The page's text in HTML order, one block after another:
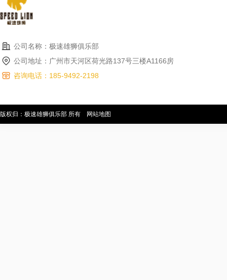
公司名称：极速雄狮俱乐部
公司地址：广州市天河区荷光路137号三楼A1166房
咨询电话：185-9492-2198
版权归：极速雄狮俱乐部 所有 网站地图